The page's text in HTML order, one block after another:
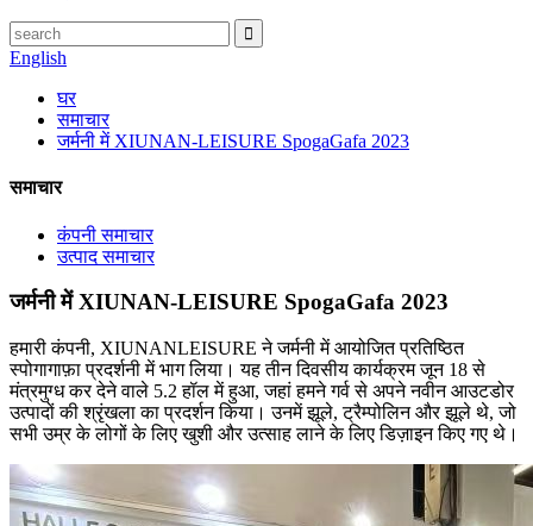
English
घर
समाचार
जर्मनी में XIUNAN-LEISURE SpogaGafa 2023
समाचार
कंपनी समाचार
उत्पाद समाचार
जर्मनी में XIUNAN-LEISURE SpogaGafa 2023
हमारी कंपनी, XIUNANLEISURE ने जर्मनी में आयोजित प्रतिष्ठित
स्पोगागाफ़ा प्रदर्शनी में भाग लिया। यह तीन दिवसीय कार्यक्रम जून 18 से
मंत्रमुग्ध कर देने वाले 5.2 हॉल में हुआ, जहां हमने गर्व से अपने नवीन आउटडोर
उत्पादों की श्रृंखला का प्रदर्शन किया। उनमें झूले, ट्रैम्पोलिन और झूले थे, जो
सभी उम्र के लोगों के लिए खुशी और उत्साह लाने के लिए डिज़ाइन किए गए थे।